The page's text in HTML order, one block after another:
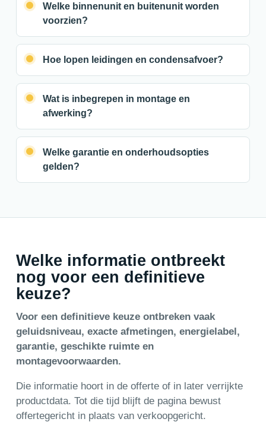
Welke binnenunit en buitenunit worden
voorzien?
Hoe lopen leidingen en condensafvoer?
Wat is inbegrepen in montage en
afwerking?
Welke garantie en onderhoudsopties
gelden?
Welke informatie ontbreekt
nog voor een definitieve
keuze?
Voor een definitieve keuze ontbreken vaak
geluidsniveau, exacte afmetingen, energielabel,
garantie, geschikte ruimte en
montagevoorwaarden.
Die informatie hoort in de offerte of in later verrijkte
productdata. Tot die tijd blijft de pagina bewust
offertegericht in plaats van verkoopgericht.